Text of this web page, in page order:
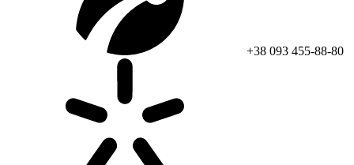
+38 093 455-88-80